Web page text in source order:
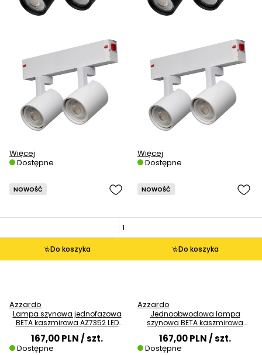
Więcej
Dostępne
Więcej
Dostępne
Do koszyka
NOWOŚĆ
Azzardo
Lampa szynowa jednofazowa
BETA kaszmirowa AZ7352 LED
9W 3000K listwa
167,00 PLN/ szt.
Dostępne
Do koszyka
NOWOŚĆ
Azzardo
Jednoobwodowa lampa
szynowa BETA kaszmirowa
AZ7373 LED 9W 4000K podłużna
167,00 PLN/ szt.
Dostępne